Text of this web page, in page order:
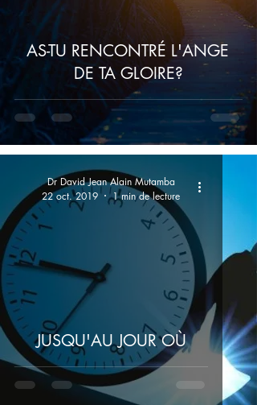
AS-TU RENCONTRÉ L'ANGE
DE TA GLOIRE?
JUSQU'AU JOUR OÙ
Dr David Jean Alain Mutamba
22 oct. 2019
1 min de lecture